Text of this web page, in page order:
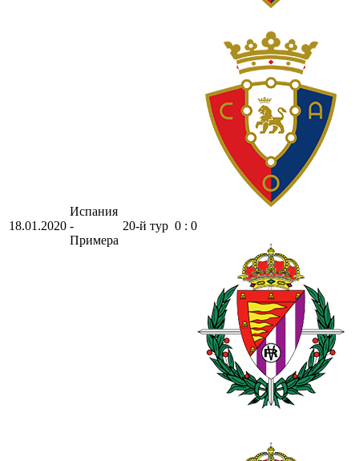
18.01.2020
Испания
-
Примера
20-й тур 0 : 0